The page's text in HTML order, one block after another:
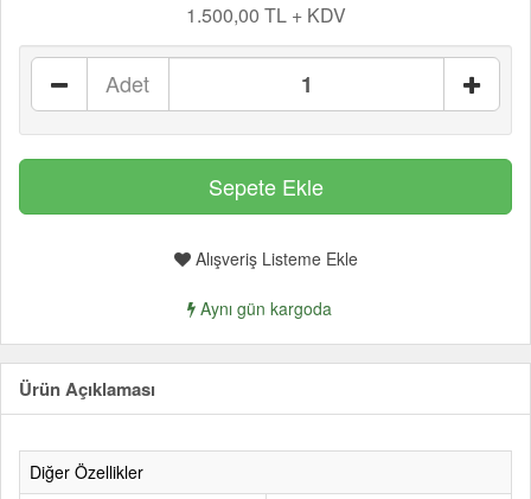
1.500,00 TL + KDV
Adet
Alışveriş Listeme Ekle
Aynı gün kargoda
Ürün Açıklaması
Diğer Özellikler